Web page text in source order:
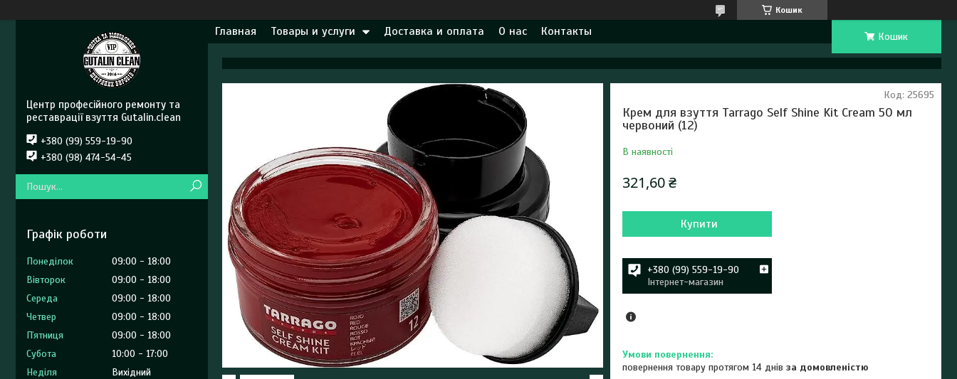
Кошик
Главная Товары и услуги Доставка и оплата О нас Контакты Кошик
Крем для взуття Tarrago Self Shine Kit Cream 50 мл
червоний (12)
В наявності
Код: 25695
321,60 ₴
Купити
+380 (99) 559-19-90
Інтернет-магазин
повернення товару протягом 14 днівза домовленістю
Центр професійного ремонту та
реставрації взуття Gutalin.clean
+380 (99) 559-19-90
+380 (98) 474-54-45
Графік роботи
Понеділок 09:00
18:00
Вівторок
09:00
18:00
Середа
09:00
18:00
Четвер
09:00
18:00
Пʼятниця
09:00
18:00
Субота
10:00
17:00
Неділя
Вихідний